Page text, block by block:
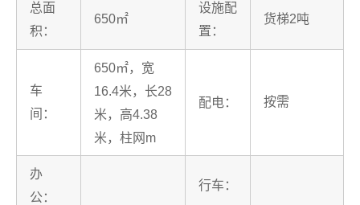
总面
积：
650㎡
设施配
置：
货梯2吨
车
间：
650㎡，宽
16.4米，长28
米，高4.38
米，柱网m
配电： 按需
办
公：
行车：